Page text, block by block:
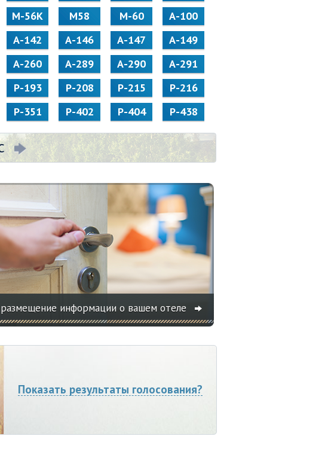
M-56K М58 M-60
А-100
А-142 А-146 А-147
А-149
А-260 А-289 А-290
А-291
Р-193 Р-208 Р-215
Р-216
Р-351 Р-402 Р-404 Р-438
размещение информации о вашем отеле
Показать результаты голосования?